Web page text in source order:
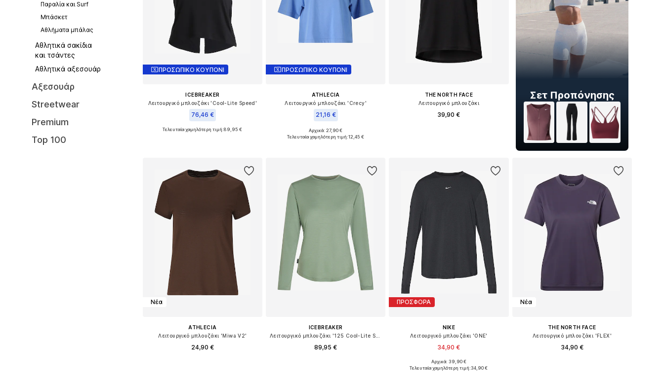
Παραλία και Surf
Μπάσκετ
Αθλήματα μπάλας
Αθλητικά σακίδια
και τσάντες
Αθλητικά αξεσουάρ
Αξεσουάρ
Streetwear
Premium
Top 100
ΠΡΟΣΩΠΙΚΟ ΚΟΥΠΟΝΙ
ICEBREAKER
Λειτουργικό μπλουζάκι 'Cool-Lite Speed'
76,46 €
Διαθέσιμα μεγέθη: XS, S, M, L, XL
Τελευταία χαμηλότερη τιμή:89,95 €
ΠΡΟΣΩΠΙΚΟ ΚΟΥΠΟΝΙ
ATHLECIA
Λειτουργικό μπλουζάκι 'Crecy'
21,16 €
Διαθέσιμα μεγέθη: XS-S, M-L
Αρχικά: 27,90 €
Τελευταία χαμηλότερη τιμή:12,45 €
THE NORTH FACE
Λειτουργικό μπλουζάκι
39,90 €
Σετ Προπόνησης
Νέα
ATHLECIA
Λειτουργικό μπλουζάκι 'Miwa V2'
24,90 €
ICEBREAKER
89,95 €
ΠΡΟΣΦΟΡΑ
NIKE
Λειτουργικό μπλουζάκι 'ONE'
34,90 €
Διαθέσιμα μεγέθη: XS, S, M, L, XL
Αρχικά: 39,90 €
Τελευταία χαμηλότερη τιμή:34,90 €
Νέα
THE NORTH FACE
Λειτουργικό μπλουζάκι 'FLEX'
34,90 €